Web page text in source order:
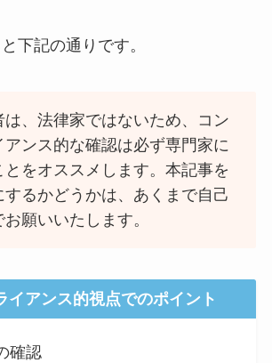
下記の通りです。
、法律家ではないため、コン
アンス的な確認は必ず専門家に
とをオススメします。本記事を
するかどうかは、あくまで自己
願いいたします。
イアンス的視点でのポイント
確認